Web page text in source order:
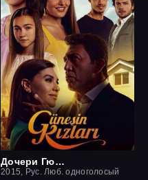
Дочери Гюнеш
2015, Рус. Люб. одноголосый